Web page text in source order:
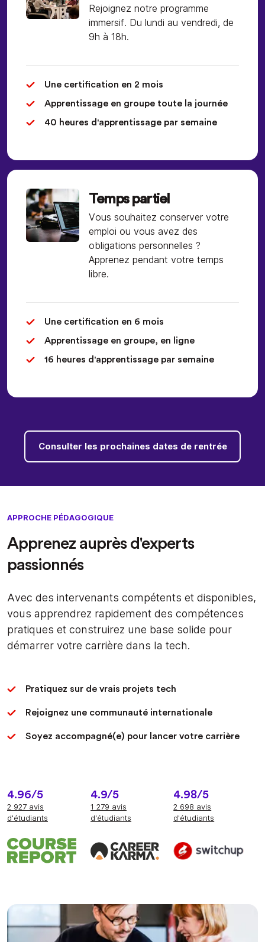
Rejoignez notre programme
immersif. Du lundi au vendredi, de
9h à 18h.
Une certification en 2 mois
Apprentissage en groupe toute la journée
40 heures d'apprentissage par semaine
Temps partiel
Vous souhaitez conserver votre
emploi ou vous avez des
obligations personnelles ?
Apprenez pendant votre temps
libre.
Une certification en 6 mois
Apprentissage en groupe, en ligne
16 heures d'apprentissage par semaine
Consulter les prochaines dates de rentrée
APPROCHE PÉDAGOGIQUE
Apprenez auprès d'experts
passionnés
Avec des intervenants compétents et disponibles,
vous apprendrez rapidement des compétences
pratiques et construirez une base solide pour
démarrer votre carrière dans la tech.
Pratiquez sur de vrais projets tech
Rejoignez une communauté internationale
Soyez accompagné(e) pour lancer votre carrière
4.96/5
2 927 avis
d'étudiants
4.9/5
1 279 avis
d'étudiants
4.98/5
2 698 avis
d'étudiants